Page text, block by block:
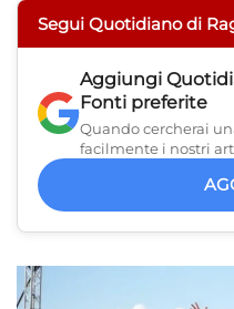
Segui Quotidiano di
Aggiungi
Fonti preferite
Quando cercherai
facilmente i nostri